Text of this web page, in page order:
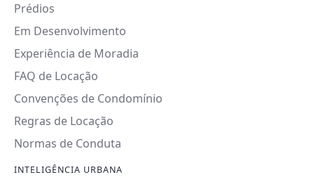
Prédios
Em Desenvolvimento
Experiência de Moradia
FAQ de Locação
Convenções de Condomínio
Regras de Locação
Normas de Conduta
INTELIGÊNCIA URBANA